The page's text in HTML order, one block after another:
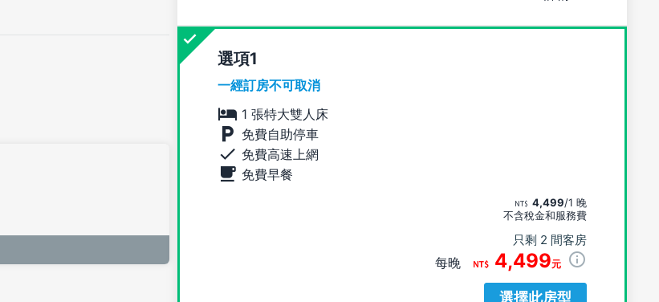
選項
一經訂房不可取消
1 張特大雙人床
免費自助停車
免費高速上網
免費早餐
4,499/1 晚
不含稅金和服務費
只剩 2 間客房
每晚 4,499元
選擇此房型